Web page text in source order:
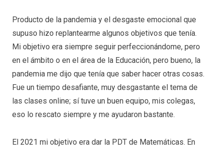
Producto de la pandemia y el desgaste emocional que
supuso hizo replantearme algunos objetivos que tenía.
Mi objetivo era siempre seguir perfeccionándome, pero
en el ámbito o en el área de la Educación, pero bueno, la
pandemia me dijo que tenía que saber hacer otras cosas.
Fue un tiempo desafiante, muy desgastante el tema de
las clases online; sí tuve un buen equipo, mis colegas,
eso lo rescato siempre y me ayudaron bastante.
El 2021 mi objetivo era dar la PDT de Matemáticas. En